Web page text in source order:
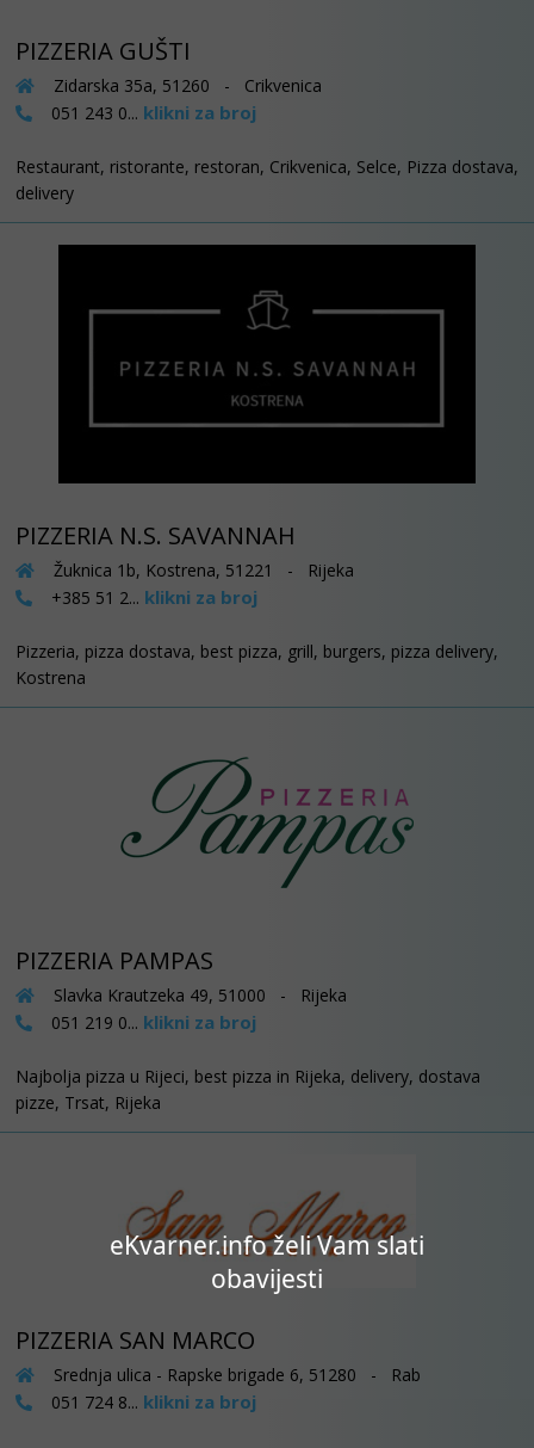
eKvarner.info želi Vam slati
obavijesti
PIZZERIA GUŠTI
Zidarska 35a, 51260 - Crikvenica
051 243 0... klikni za broj
Restaurant, ristorante, restoran, Crikvenica, Selce, Pizza dostava,
delivery
PIZZERIA N.S. SAVANNAH
Žuknica 1b, Kostrena, 51221 - Rijeka
+385 51 2... klikni za broj
Pizzeria, pizza dostava, best pizza, grill, burgers, pizza delivery,
Kostrena
PIZZERIA PAMPAS
Slavka Krautzeka 49, 51000 - Rijeka
051 219 0... klikni za broj
Najbolja pizza u Rijeci, best pizza in Rijeka, delivery, dostava
pizze, Trsat, Rijeka
PIZZERIA SAN MARCO
Srednja ulica - Rapske brigade 6, 51280 - Rab
051 724 8... klikni za broj